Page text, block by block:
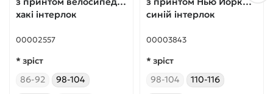
хакі інтерлок
00002557
* зріст
86-92
98-104
синій інтерлок
00003843
* зріст
98-104
110-116